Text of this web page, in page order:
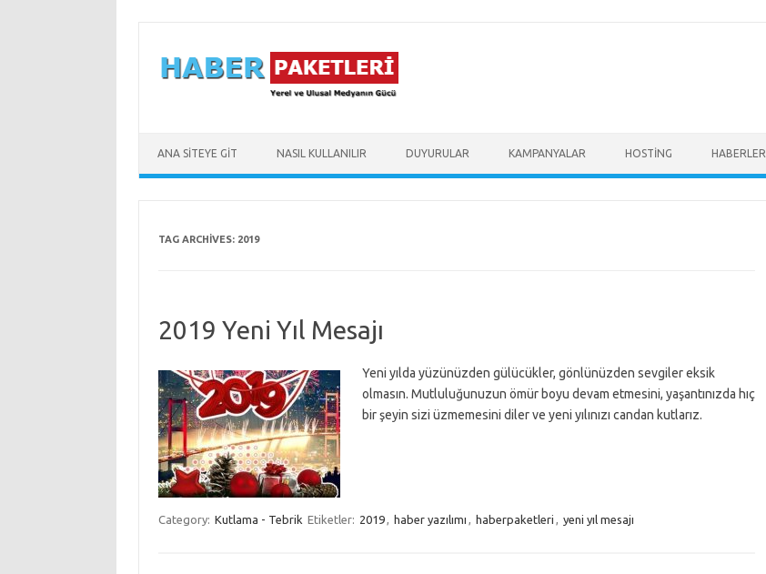
ANA SİTEYE GİT NASIL KULLANILIR DUYURULAR KAMPANYALAR HOSTİNG HABERLER
TAG ARCHIVES: 2019
2019 Yeni Yıl Mesajı
Yeni yılda yüzünüzden gülücükler, gönlünüzden sevgiler eksik
olmasın. Mutluluğunuzun ömür boyu devam etmesini, yaşantınızda hıç
bir şeyin sizi üzmemesini diler ve yeni yılınızı candan kutlarız.
Category: Kutlama - Tebrik Etiketler: 2019, haber yazılımı , haberpaketleri , yeni yıl mesajı